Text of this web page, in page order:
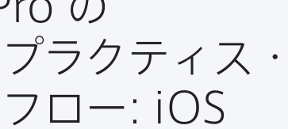
ラクティス・
ロー: iOS